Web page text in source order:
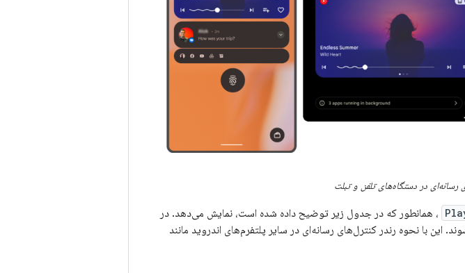
رسانه‌ای در دستگاه‌های تلفن و تبلت
، همانطور که در جدول زیر توضیح داده شده است، نمایش می‌دهد. در
با نحوه رندر کنترل‌های رسانه‌ای در سایر پلتفرم‌های اندروید مانند